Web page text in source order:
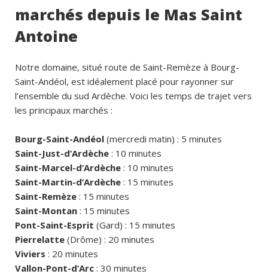
marchés depuis le Mas Saint
Antoine
Notre domaine, situé route de Saint-Remèze à Bourg-
Saint-Andéol, est idéalement placé pour rayonner sur
l’ensemble du sud Ardèche. Voici les temps de trajet vers
les principaux marchés :
Bourg-Saint-Andéol (mercredi matin) : 5 minutes
Saint-Just-d’Ardèche : 10 minutes
Saint-Marcel-d’Ardèche : 10 minutes
Saint-Martin-d’Ardèche : 15 minutes
Saint-Remèze : 15 minutes
Saint-Montan : 15 minutes
Pont-Saint-Esprit (Gard) : 15 minutes
Pierrelatte (Drôme) : 20 minutes
Viviers : 20 minutes
Vallon-Pont-d’Arc : 30 minutes